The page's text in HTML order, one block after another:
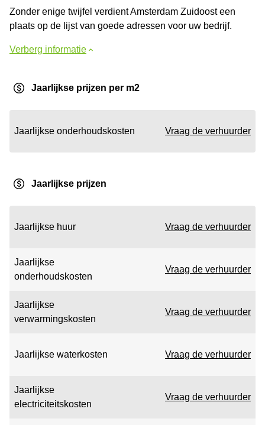
Zonder enige twijfel verdient Amsterdam Zuidoost een
plaats op de lijst van goede adressen voor uw bedrijf.
Verberg informatie
Jaarlijkse prijzen per m2
Jaarlijkse onderhoudskosten Vraag de verhuurder
Jaarlijkse prijzen
Jaarlijkse huur Vraag de verhuurder
Jaarlijkse
onderhoudskosten
Vraag de verhuurder
Jaarlijkse
verwarmingskosten
Vraag de verhuurder
Jaarlijkse waterkosten Vraag de verhuurder
Jaarlijkse
electriciteitskosten
Vraag de verhuurder